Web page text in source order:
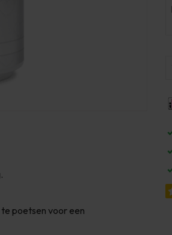
poetsen voor een